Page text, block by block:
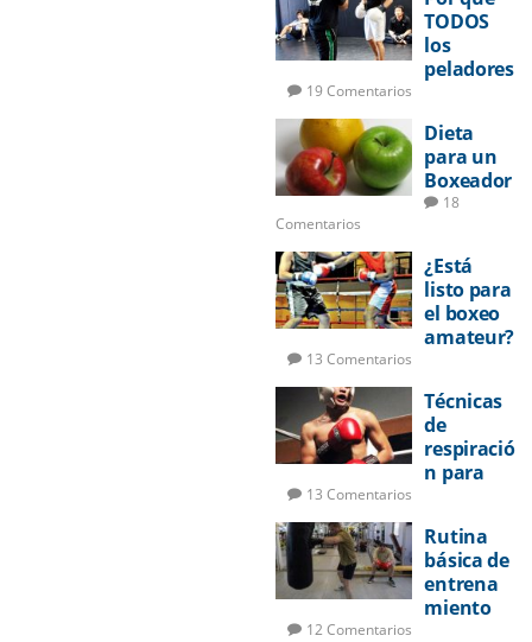
TODOS
los
peladores
a boxear
19 Comentarios
Dieta
para un
Boxeador
18
Comentarios
¿Está
listo para
el boxeo
amateur?
13 Comentarios
Técnicas
de
respiració
n para
13 Comentarios
Rutina
básica de
entrena
miento
12 Comentarios